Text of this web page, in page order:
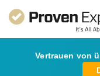
Vertrauen von